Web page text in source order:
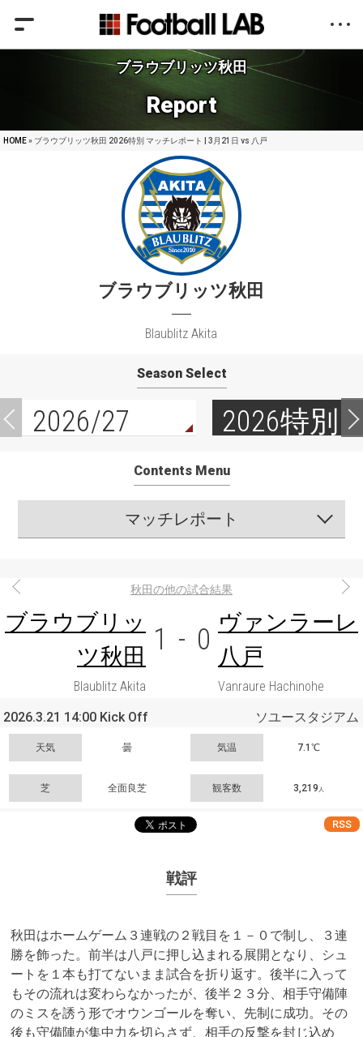
ブラウブリッツ秋田
Report
HOME» ブラウブリッツ秋田 2026特別 マッチレポート | 3月21日 vs 八戸
ブラウブリッツ秋田
Blaublitz Akita
Season Select
2026/27 2026特別
Contents Menu
マッチレポート
秋田の他の試合結果
ブラウブリッ
ツ秋田 1 - 0
ヴァンラーレ
八戸
Blaublitz Akita
Vanraure Hachinohe
2026.3.21 14:00 Kick Off
ソユースタジアム
天気 曇 気温 7.1℃
芝 全面良芝 観客数 3,219 人
RSS
戦評
秋田はホームゲーム３連戦の２戦目を１－０で制し、３連
勝を飾った。前半は八戸に押し込まれる展開となり、シュ
ートを１本も打てないまま試合を折り返す。後半に入って
もその流れは変わらなかったが、後半２３分、相手守備陣
のミスを誘う形でオウンゴールを奪い、先制に成功。その
後も守備陣が集中力を切らさず、相手の反撃を封じ込め